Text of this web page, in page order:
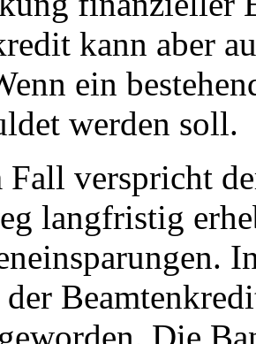
kann aber
ein
werden soll.
Fall verspricht
langfristig
der